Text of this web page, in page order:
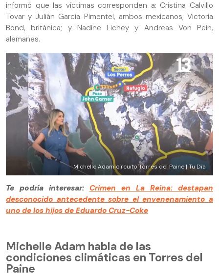
informó que las víctimas corresponden a: Cristina Calvillo
Tovar y Julián García Pimentel, ambos mexicanos; Victoria
Bond, británica; y Nadine Lichey y Andreas Von Pein,
alemanes.
Michelle Adam circuito Torres del Paine | Tu Día
Te podría interesar: Crimen en La Reina: destapan
desconocido antecedente sobre el envenenamiento a
uno de los hijos de Eduardo Cruz-Coke
Michelle Adam habla de las
condiciones climáticas en Torres del
Paine